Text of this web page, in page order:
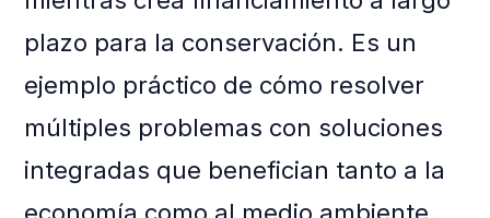
plazo para la conservación. Es un
ejemplo práctico de cómo resolver
múltiples problemas con soluciones
integradas que benefician tanto a la